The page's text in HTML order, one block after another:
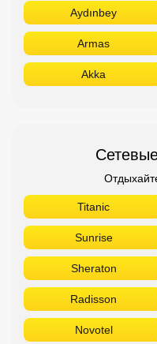
Aydınbey
Armas
Akka
Titanic
Sunrise
Sheraton
Radisson
Novotel